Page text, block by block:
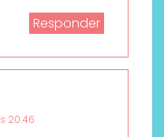
Responder
20:46